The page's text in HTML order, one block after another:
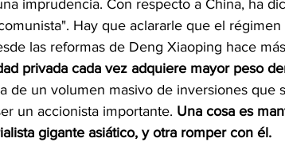
imprudencia. Con respecto a China, ha
Hay que aclararle que el
las reformas de Deng Xiaoping hace
privada cada vez adquiere mayor peso
de un volumen masivo de inversiones que
un accionista importante. Una cosa es
gigante asiático, y otra romper con él.